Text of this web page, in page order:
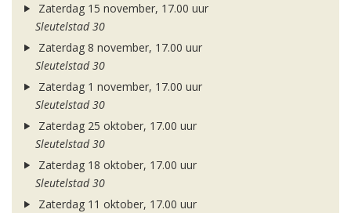
Zaterdag 15 november, 17.00 uur
Sleutelstad 30
Zaterdag 8 november, 17.00 uur
Sleutelstad 30
Zaterdag 1 november, 17.00 uur
Sleutelstad 30
Zaterdag 25 oktober, 17.00 uur
Sleutelstad 30
Zaterdag 18 oktober, 17.00 uur
Sleutelstad 30
Zaterdag 11 oktober, 17.00 uur